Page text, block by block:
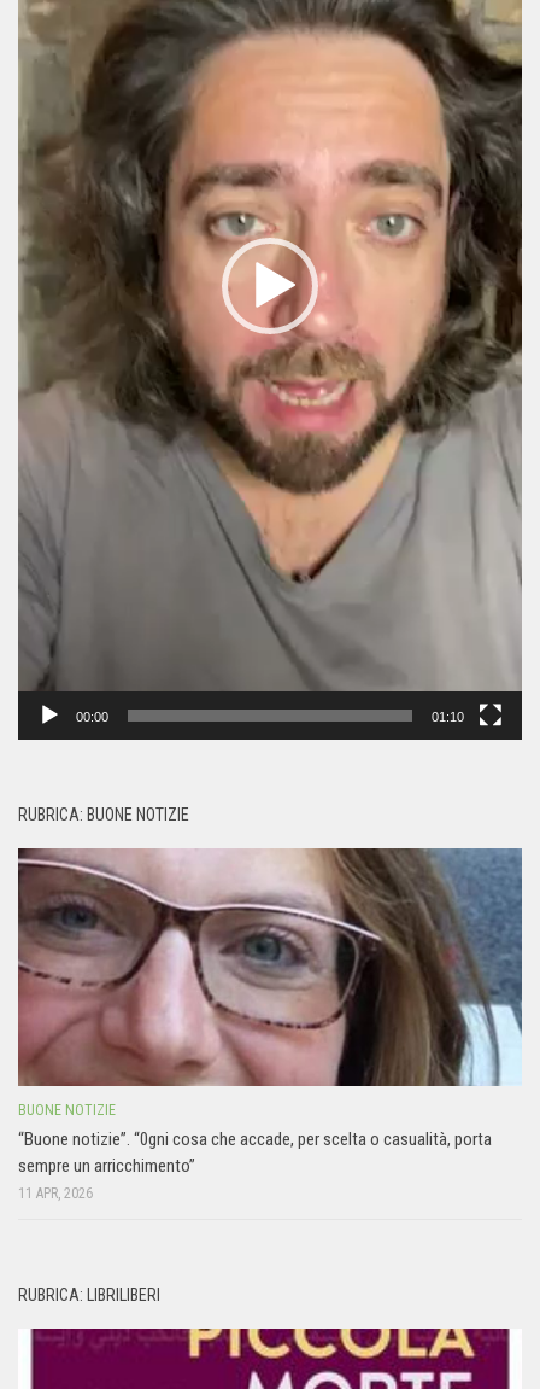
00:00 01:10
RUBRICA: BUONE NOTIZIE
BUONE NOTIZIE
“Buone notizie”. “0gni cosa che accade, per scelta o casualità, porta
sempre un arricchimento”
11 APR, 2026
RUBRICA: LIBRILIBERI